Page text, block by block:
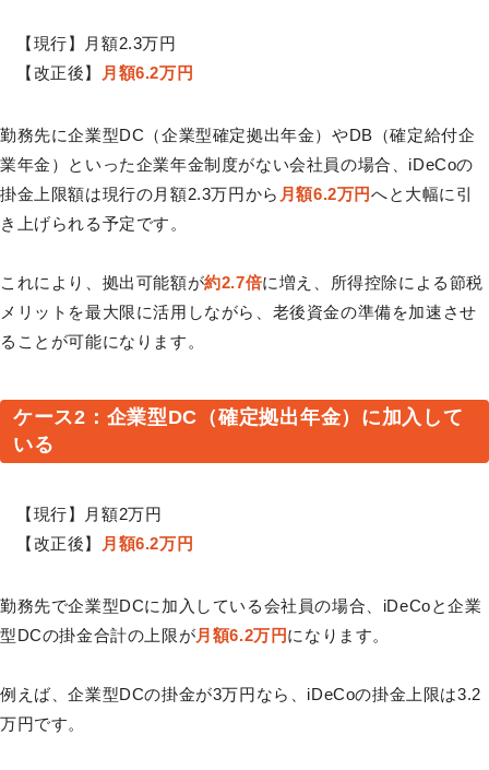
【現行】月額2.3万円
【改正後】
月額6.2万円
勤務先に企業型DC（企業型確定拠出年金）やDB（確定給付企
業年金）といった企業年金制度がない会社員の場合、iDeCoの
掛金上限額は現行の月額2.3万円から 月額6.2万円へと大幅に引
き上げられる予定です。
これにより、拠出可能額が約2.7倍に増え、所得控除による節税
メリットを最大限に活用しながら、老後資金の準備を加速させ
ることが可能になります。
ケース2：企業型DC（確定拠出年金）に加入して
いる
【現行】月額2万円
【改正後】
月額6.2万円
勤務先で企業型DCに加入している会社員の場合、iDeCoと企業
型DCの掛金合計の上限が月額6.2万円になります。
例えば、企業型DCの掛金が3万円なら、iDeCoの掛金上限は3.2
万円です。